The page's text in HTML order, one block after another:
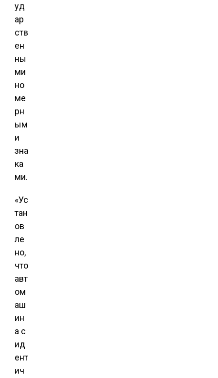
уд
ар
ств
ен
ны
ми
но
ме
рн
ым
и
зна
ка
ми.
«Ус
тан
ов
ле
но,
что
авт
ом
аш
ин
а с
ид
ент
ич